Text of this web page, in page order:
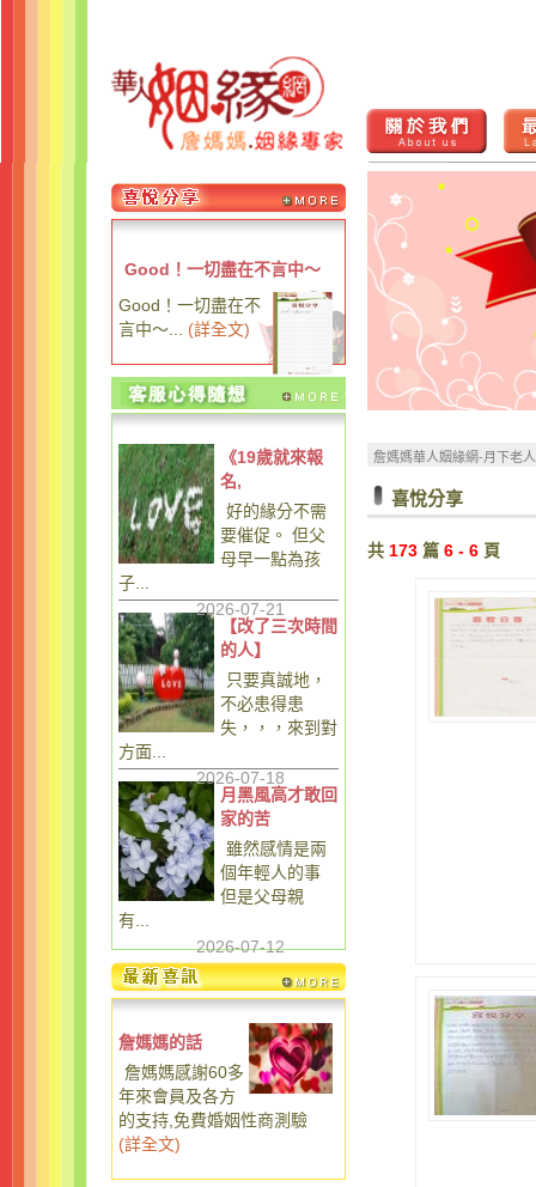
Good！一切盡在不言中～
Good！一切盡在不
言中～...
(詳全文)
《19歲就來報
名,
好的緣分不需
要催促。 但父
母早一點為孩
子...
2026-07-21
【改了三次時間
的人】
只要真誠地，
不必患得患
失，，，來到對
方面...
2026-07-18
月黑風高才敢回
家的苦
雖然感情是兩
個年輕人的事
但是父母親
有...
2026-07-12
詹媽媽的話
詹媽媽感謝60多
年來會員及各方
的支持,免費婚姻性商測驗
(詳全文)
詹媽媽華人姻緣網-月下老
喜悅分享
共 173 篇 6 - 6 頁